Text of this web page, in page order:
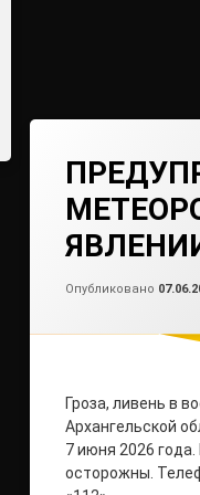
Опубликовано
Гроза, ливень в
Архангельской
7 июня 2026
осторожны.